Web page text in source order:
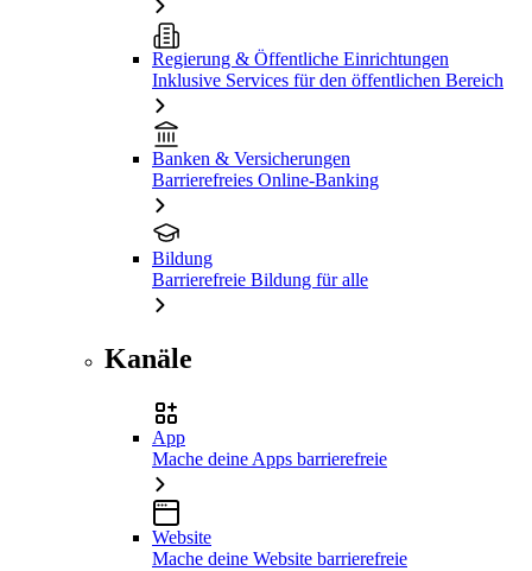
Regierung & Öffentliche Einrichtungen
Inklusive Services für den öffentlichen Bereich
Banken & Versicherungen
Barrierefreies Online-Banking
Bildung
Barrierefreie Bildung für alle
Kanäle
App
Mache deine Apps barrierefreie
Website
Mache deine Website barrierefreie